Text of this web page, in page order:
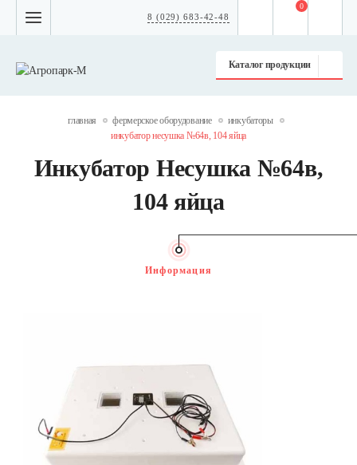
8 (029) 683-42-48
Каталог продукции
0
главная фермерское оборудование
инкубаторы
инкубатор несушка №64в, 104 яйца
Инкубатор Несушка №64в,
104 яйца
Информация